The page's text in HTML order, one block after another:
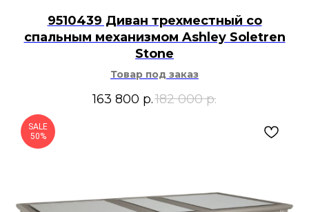
9510439 Диван трехместный со
спальным механизмом Ashley Soletren
Stone
Товар под заказ
163 800 р.182 000 р.
SALE
50%